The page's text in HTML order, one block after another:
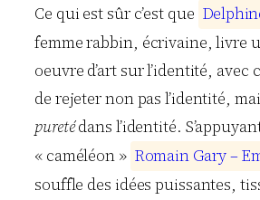
Ce qui est sûr c’est que Delphin
femme rabbin, écrivaine, livre
oeuvre d’art sur l’identité, avec
de rejeter non pas l’identité,
puretédans l’identité.
« caméléon » Romain Gary–E
souffle des idées puissantes,